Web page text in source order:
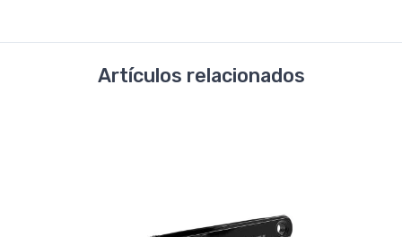
Artículos relacionados